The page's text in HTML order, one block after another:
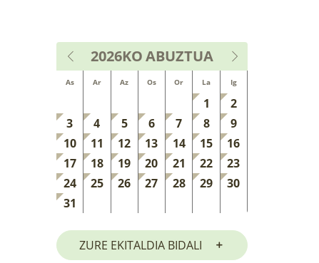
2026KOABUZTUA
As Ar Az Os Or La Ig
1
2
3
4 5 6 7 8
9
10
11 12 13 14 15
16
17
18 19 20 21 22
23
24
25 26 27 28 29
30
31
ZURE EKITALDIA BIDALI